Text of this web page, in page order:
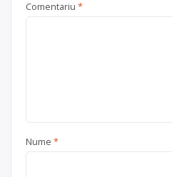
Comentariu *
Nume *